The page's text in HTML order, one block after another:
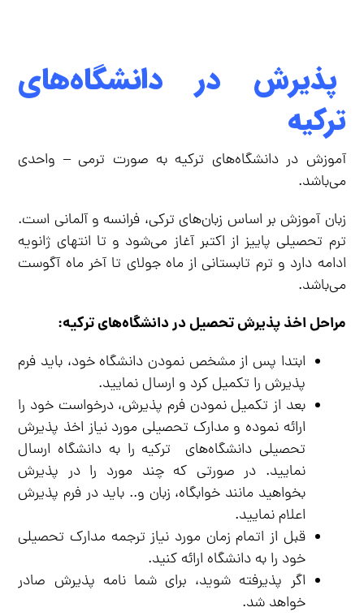
پذیرش در دانشگاه‌های
ترکیه
آموزش در دانشگاه‌های ترکیه به صورت ترمی – واحدی
می‌باشد.
زبان آموزش بر اساس زبان‌های ترکی، فرانسه و آلمانی است.
ترم تحصیلی پاییز از اکتبر آغاز می‌شود و تا انتهای ژانویه
ادامه دارد و ترم تابستانی از ماه جولای تا آخر ماه آگوست
می‌باشد.
مراحل اخذ پذیرش تحصیل در دانشگاه‌های ترکیه:
ابتدا پس از مشخص نمودن دانشگاه خود، باید فرم
پذیرش را تکمیل کرد و ارسال نمایید.
بعد از تکمیل نمودن فرم پذیرش، درخواست خود را
ارائه نموده و مدارک تحصیلی مورد نیاز اخذ پذیرش
تحصیلی دانشگاه‌های ترکیه را به دانشگاه ارسال
نمایید. در صورتی که چند مورد را در پذیرش
بخواهید مانند خوابگاه، زبان و.. باید در فرم پذیرش
اعلام نمایید.
قبل از اتمام زمان مورد نیاز ترجمه مدارک تحصیلی
خود را به دانشگاه ارائه کنید.
اگر پذیرفته شوید، برای شما نامه پذیرش صادر
خواهد شد.